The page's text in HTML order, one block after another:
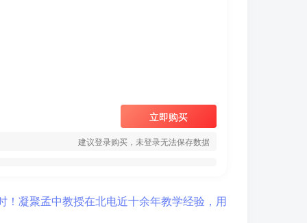
立即购买
建议登录购买，未登录无法保存数据